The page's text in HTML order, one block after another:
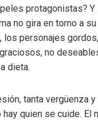
protagonistas? Y
no gira en torno a
los personajes
no
dieta.
tanta vergüenza y
quien se cuide. El